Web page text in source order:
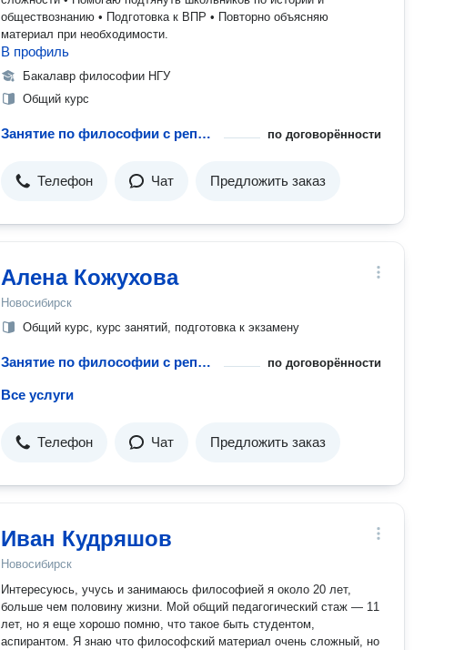
обществознанию • Подготовка к ВПР • Повторно объясняю
материал при необходимости.
В профиль
Бакалавр философии НГУ
Общий курс
Занятие по философии с репетитором по договорённости
Телефон Чат Предложить заказ
Алена Кожухова
Новосибирск
Общий курс, курс занятий, подготовка к экзамену
Занятие по философии с репетитором по договорённости
Все услуги
Телефон Чат Предложить заказ
Иван Кудряшов
Новосибирск
Интересуюсь, учусь и занимаюсь философией я около 20 лет,
больше чем половину жизни. Мой общий педагогический стаж — 11
лет, но я еще хорошо помню, что такое быть студентом,
аспирантом. Я знаю что философский материал очень сложный, но